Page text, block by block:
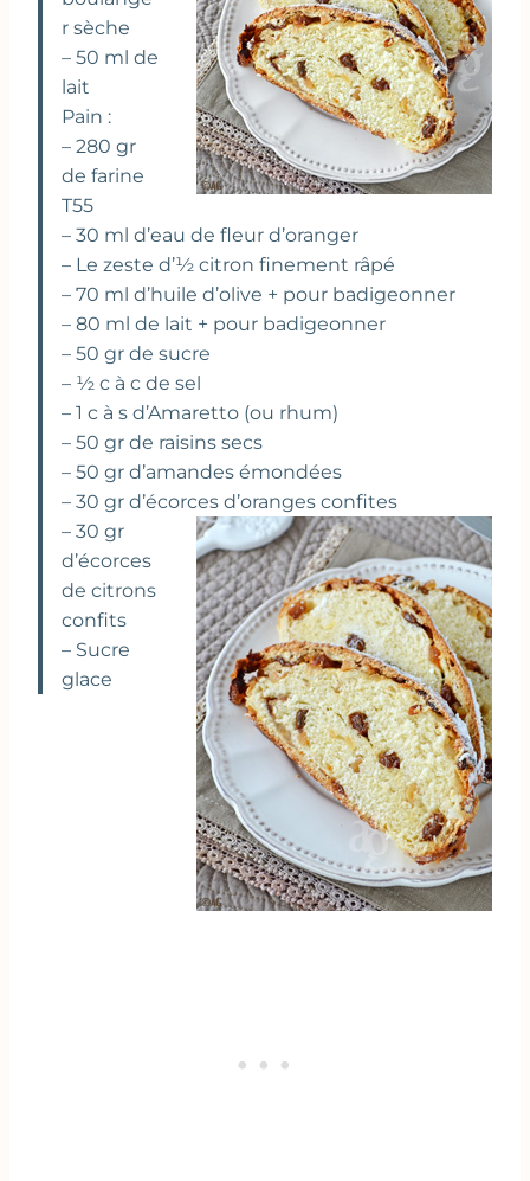
r sèche
– 50 ml de
lait
Pain :
– 280 gr
de farine
T55
– 30 ml d’eau de fleur d’oranger
– Le zeste d’½ citron finement râpé
– 70 ml d’huile d’olive + pour badigeonner
– 80 ml de lait + pour badigeonner
– 50 gr de sucre
– ½ c à c de sel
– 1 c à s d’Amaretto (ou rhum)
– 50 gr de raisins secs
– 50 gr d’amandes émondées
– 30 gr d’écorces d’oranges confites
– 30 gr
d’écorces
de citrons
confits
– Sucre
glace